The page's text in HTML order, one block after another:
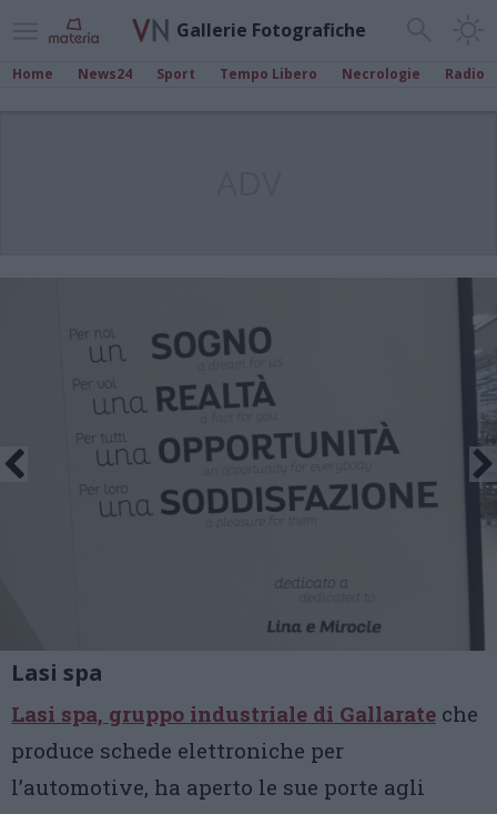
Gallerie Fotografiche
Home News24 Sport Tempo Libero Necrologie Radio
Lasi spa
Lasi spa, gruppo industriale di Gallarate che
produce schede elettroniche per
l’automotive, ha aperto le sue porte agli